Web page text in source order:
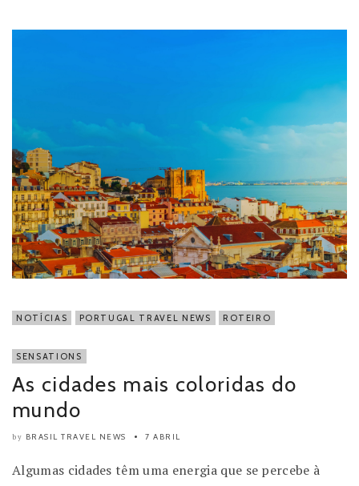
NOTÍCIAS PORTUGAL TRAVEL NEWS ROTEIRO
SENSATIONS
As cidades mais coloridas do
mundo
by BRASIL TRAVEL NEWS 7 ABRIL
Algumas cidades têm uma energia que se percebe à